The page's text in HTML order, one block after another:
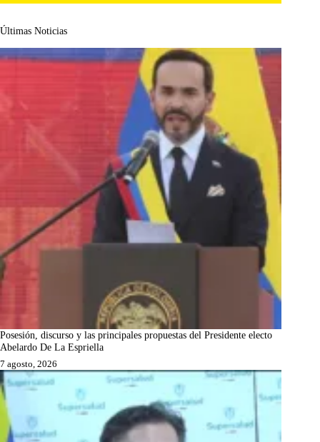
Últimas Noticias
Posesión, discurso y las principales propuestas del Presidente electo
Abelardo De La Espriella
7 agosto, 2026